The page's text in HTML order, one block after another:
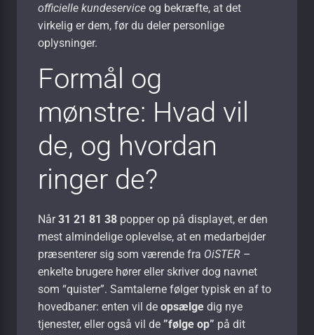
officielle kundeservice og bekræfte, at det
virkelig er dem, før du deler personlige
oplysninger.
Formål og
mønstre: Hvad vil
de, og hvordan
ringer de?
Når31 21 81 38 popper op på displayet, er den
mest almindelige oplevelse, at en medarbejder
præsenterer sig som værende fra OiSTER –
enkelte brugere hører eller skriver dog navnet
som “quister”. Samtalerne følger typisk en af to
hovedbaner: enten vil de opsælge dig nye
tjenester, eller også vil de ”følge op” på dit